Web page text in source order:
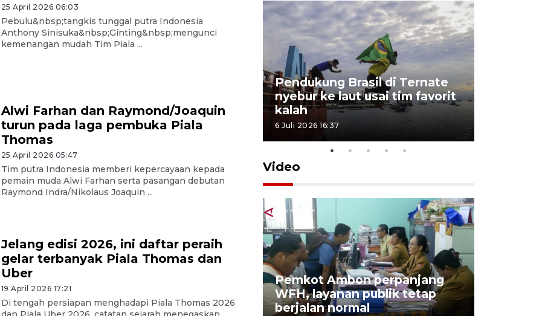
25 April 2026 06:03
Pebulu&nbsp;tangkis tunggal putra Indonesia
Anthony Sinisuka&nbsp;Ginting&nbsp;mengunci
kemenangan mudah Tim Piala ...
Alwi Farhan dan Raymond/Joaquin
turun pada laga pembuka Piala
Thomas
25 April 2026 05:47
Tim putra Indonesia memberi kepercayaan kepada
pemain muda Alwi Farhan serta pasangan debutan
Raymond Indra/Nikolaus Joaquin ...
Jelang edisi 2026, ini daftar peraih
gelar terbanyak Piala Thomas dan
Uber
19 April 2026 17:21
Di tengah persiapan menghadapi Piala Thomas 2026
Pasar Higienis
5 Mei 2026 05:32
Pendukung Brasil di Ternate
nyebur ke laut usai tim favorit
kalah
6 Juli 2026 16:37
Video
ruang pada anak di lembaga
pembinaan
Pemkot Ambon perpanjang
WFH, layanan publik tetap
berjalan normal